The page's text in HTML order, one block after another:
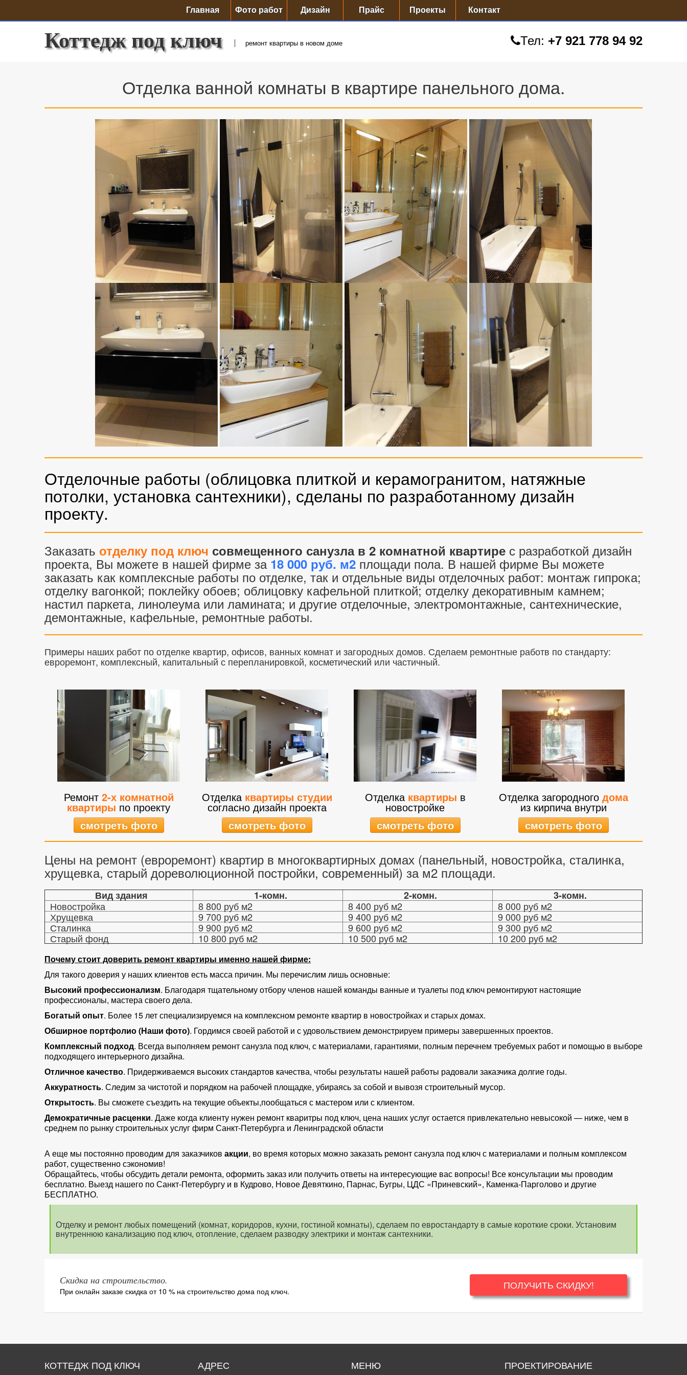
Главная Фото работ Дизайн Прайс Проекты Контакт
Коттедж под ключ ремонт квартиры в новом доме Тел: +7 921 778 94 92
Отделка ванной комнаты в квартире панельного дома.
Отделочные работы (облицовка плиткой и керамогранитом, натяжные
потолки, установка сантехники), сделаны по разработанному дизайн
проекту.
Заказать отделку под ключ совмещенного санузла в 2 комнатной квартире с разработкой дизайн
проекта, Вы можете в нашей фирме за 18 000 руб. м2 площади пола. В нашей фирме Вы можете
заказать как комплексные работы по отделке, так и отдельные виды отделочных работ: монтаж гипрока;
отделку вагонкой; поклейку обоев; облицовку кафельной плиткой; отделку декоративным камнем;
настил паркета, линолеума или ламината; и другие отделочные, электромонтажные, сантехнические,
демонтажные, кафельные, ремонтные работы.
Примеры наших работ по отделке квартир, офисов, ванных комнат и загородных домов. Сделаем ремонтные работв по стандарту:
евроремонт, комплексный, капитальный с перепланировкой, косметический или частичный.
Ремонт 2-х комнатной
квартиры по проекту
смотреть фото
Отделка квартиры студии
согласно дизайн проекта
смотреть фото
Отделка квартиры в
новостройке
смотреть фото
Отделка загородного дома
из кирпича внутри
смотреть фото
Цены на ремонт (евроремонт) квартир в многоквартирных домах (панельный, новостройка, сталинка,
хрущевка, старый дореволюционной постройки, современный) за м2 площади.
Вид здания 1-комн. 2-комн.
3-комн.
Новостройка
8 800 руб м2 8 400 руб м2
8 000 руб м2
Хрущевка
9 700 руб м2 9 400 руб м2
9 000 руб м2
Сталинка
9 900 руб м2 9 600 руб м2
9 300 руб м2
Старый фонд
10 800 руб м2 10 500 руб м2 10 200 руб м2
Почему стоит доверить ремонт квартиры именно нашей фирме:
Для такого доверия у наших клиентов есть масса причин. Мы перечислим лишь основные:
Высокий профессионализм. Благодаря тщательному отбору членов нашей команды ванные и туалеты под ключ ремонтируют настоящие
профессионалы, мастера своего дела.
Богатый опыт. Более 15 лет специализируемся на комплексном ремонте квартир в новостройках и старых домах.
Обширное портфолио (Наши фото). Гордимся своей работой и с удовольствием демонстрируем примеры завершенных проектов.
Комплексный подход. Всегда выполняем ремонт санузла под ключ, с материалами, гарантиями, полным перечнем требуемых работ и помощью в выборе
подходящего интерьерного дизайна.
Отличное качество. Придерживаемся высоких стандартов качества, чтобы результаты нашей работы радовали заказчика долгие годы.
Аккуратность. Следим за чистотой и порядком на рабочей площадке, убираясь за собой и вывозя строительный мусор.
Открытость. Вы сможете съездить на текущие объекты,пообщаться с мастером или с клиентом.
Демократичные расценки. Даже когда клиенту нужен ремонт кваритры под ключ, цена наших услуг остается привлекательно невысокой — ниже, чем в
среднем по рынку строительных услуг фирм Санкт-Петербурга и Ленинградской области
А еще мы постоянно проводим для заказчиков акции, во время которых можно заказать ремонт санузла под ключ с материалами и полным комплексом
работ, существенно сэкономив!
Обращайтесь, чтобы обсудить детали ремонта, оформить заказ или получить ответы на интересующие вас вопросы! Все консультации мы проводим
бесплатно. Выезд нашего по Санкт-Петербургу и в Кудрово, Новое Девяткино, Парнас, Бугры, ЦДС «Приневский», Каменка-Парголово и другие
БЕСПЛАТНО.
Отделку и ремонт любых помещений (комнат, коридоров, кухни, гостиной комнаты), сделаем по евростандарту в самые короткие сроки. Установим
внутреннюю канализацию под ключ, отопление, сделаем разводку электрики и монтаж сантехники.
Скидка на строительство.
При онлайн заказе скидка от 10 % на строительство дома под ключ. ПОЛУЧИТЬ СКИДКУ!
КОТТЕДЖ ПОД КЛЮЧ АДРЕС МЕНЮ ПРОЕКТИРОВАНИЕ